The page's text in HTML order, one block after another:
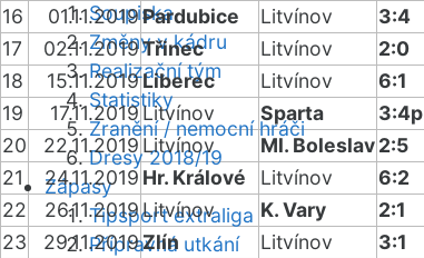
Soupiska
Změny v kádru
Realizační tým
Statistiky
Zranění / nemocní hráči
Dresy 2018/19
Zápasy
Tipsport extraliga
Přípravná utkání
16
01.11.2019Pardubice Litvínov
3:4
17
02.11.2019Třinec Litvínov
2:0
18
15.11.2019Liberec Litvínov
6:1
19
17.11.2019Litvínov Sparta
3:4p
20
22.11.2019 Litvínov Ml. Boleslav2:5
21
24.11.2019 Hr. Králové Litvínov
6:2
22
26.11.2019Litvínov K. Vary
2:1
23
29.11.2019Zlín Litvínov
3:1